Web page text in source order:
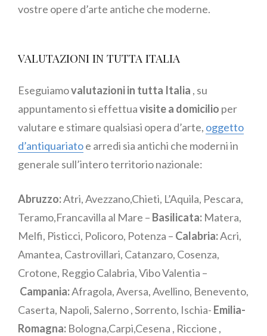
vostre opere d’arte antiche che moderne.
VALUTAZIONI IN TUTTA ITALIA
Eseguiamovalutazioni in tutta Italia , su
appuntamento si effettuavisite a domicilio per
valutare e stimare qualsiasi opera d’arte, oggetto
d’antiquariatoe arredi sia antichi che moderni in
generale sull’intero territorio nazionale:
Abruzzo:Atri, Avezzano,Chieti, L’Aquila, Pescara,
Teramo,Francavilla al Mare – Basilicata: Matera,
Melfi, Pisticci, Policoro, Potenza – Calabria:Acri,
Amantea, Castrovillari, Catanzaro, Cosenza,
Crotone, Reggio Calabria, Vibo Valentia –
Campania:Afragola, Aversa, Avellino, Benevento,
Caserta, Napoli, Salerno , Sorrento, Ischia- Emilia-
Romagna: Bologna,Carpi,Cesena , Riccione ,